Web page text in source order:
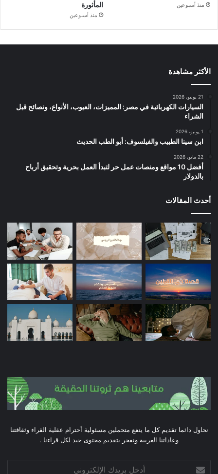
منذ أسبوعين
المأثورة
منذ أسبوعين
الأكثر مشاهدة
21 يونيو، 2026
السيارات الكهربائية في مصر: المميزات، العيوب، الأنواع، ونصائح قبل
الشراء
1 يونيو، 2026
ابن سينا الطبيب والفيلسوف: أبو الطب الحديث
22 مايو، 2026
أفضل 10 مواقع ومنصات عمل حر لتبدأ العمل بحرية وتحقيق أرباح
بالدولار
أحدث المقالات
نحاول دائما تقديم كل ما ينفع متحملين مسئولية أحترام عقلية القراء وثقافتنا
وعاداتنا العربية ونفخر بتقديم محتوى جيد لكل قراءنا .
أدخل